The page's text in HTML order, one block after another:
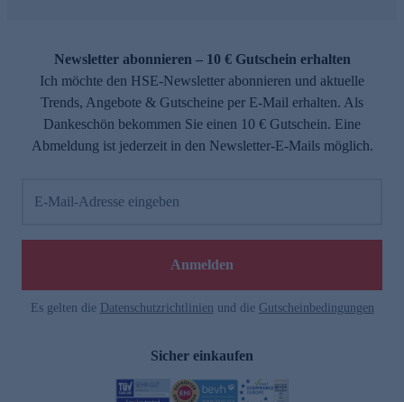
Newsletter abonnieren – 10 € Gutschein erhalten
Ich möchte den HSE-Newsletter abonnieren und aktuelle
Trends, Angebote & Gutscheine per E-Mail erhalten. Als
Dankeschön bekommen Sie einen 10 € Gutschein. Eine
Abmeldung ist jederzeit in den Newsletter-E-Mails möglich.
E-Mail-Adresse eingeben
Anmelden
Es gelten die Datenschutzrichtlinien und die Gutscheinbedingungen
Sicher einkaufen